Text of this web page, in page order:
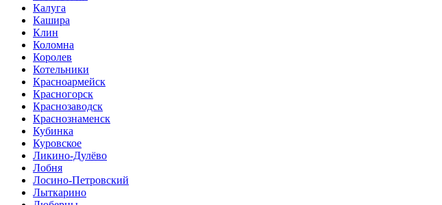
Калуга
Кашира
Клин
Коломна
Королев
Котельники
Красноармейск
Красногорск
Краснозаводск
Краснознаменск
Кубинка
Куровское
Ликино-Дулёво
Лобня
Лосино-Петровский
Лыткарино